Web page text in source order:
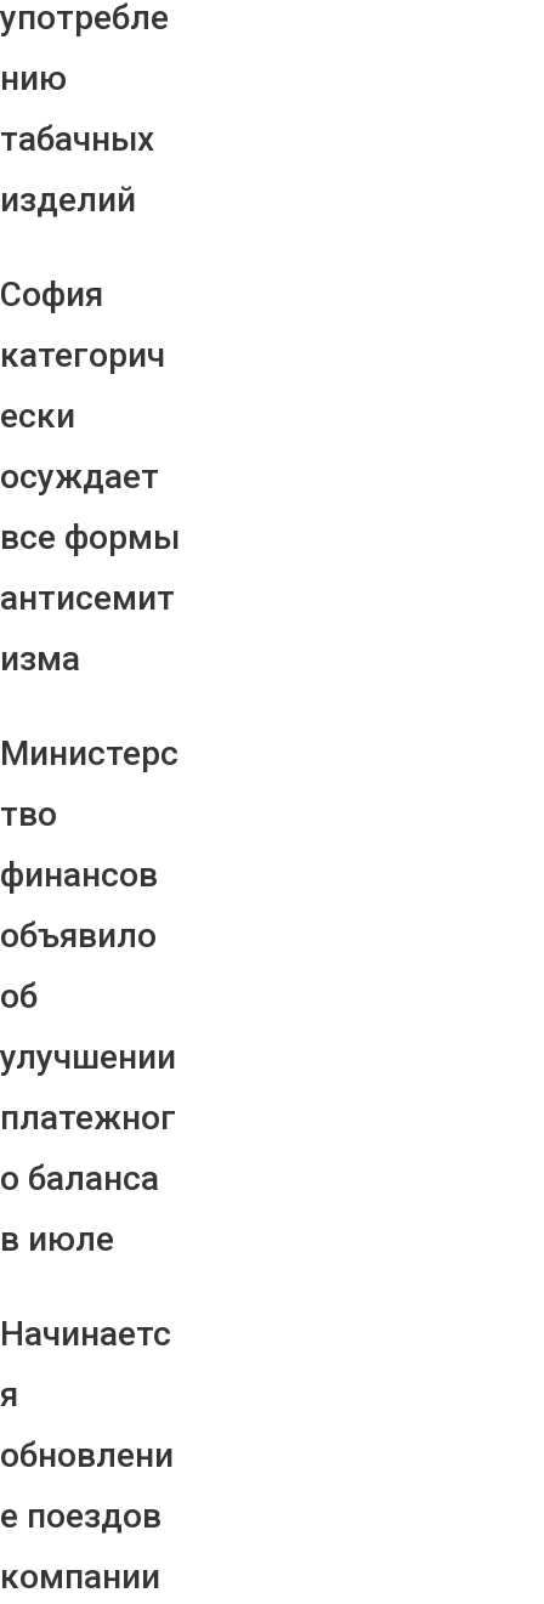
употребле
нию
табачных
изделий
София
категорич
ески
осуждает
все формы
антисемит
изма
Министерс
тво
финансов
объявило
об
улучшении
платежног
о баланса
в июле
Начинаетс
я
обновлени
е поездов
компании